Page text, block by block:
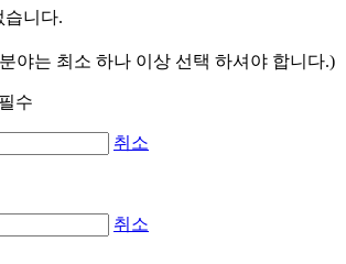
습니다.
야는 최소 하나 이상 선택 하셔야 합니다.)
취소
취소